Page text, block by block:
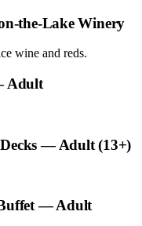
the-Lake Winery
wine and reds.
Adult
— Adult (13+)
— Adult